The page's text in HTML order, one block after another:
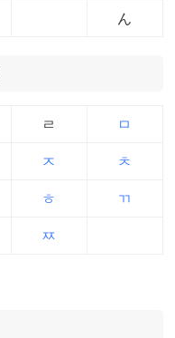
ん
ㄹ ㅁ
ㅈ ㅊ
ㅎ ㄲ
ㅉ